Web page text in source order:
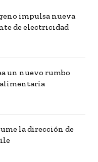
impulsa nueva
de electricidad
un nuevo rumbo
alimentaria
la dirección de